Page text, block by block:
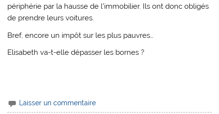
périphérie par la hausse de l’immobilier. Ils ont donc obligés
de prendre leurs voitures.
Bref, encore un impôt sur les plus pauvres…
Elisabeth va-t-elle dépasser les bornes ?
Laisser un commentaire